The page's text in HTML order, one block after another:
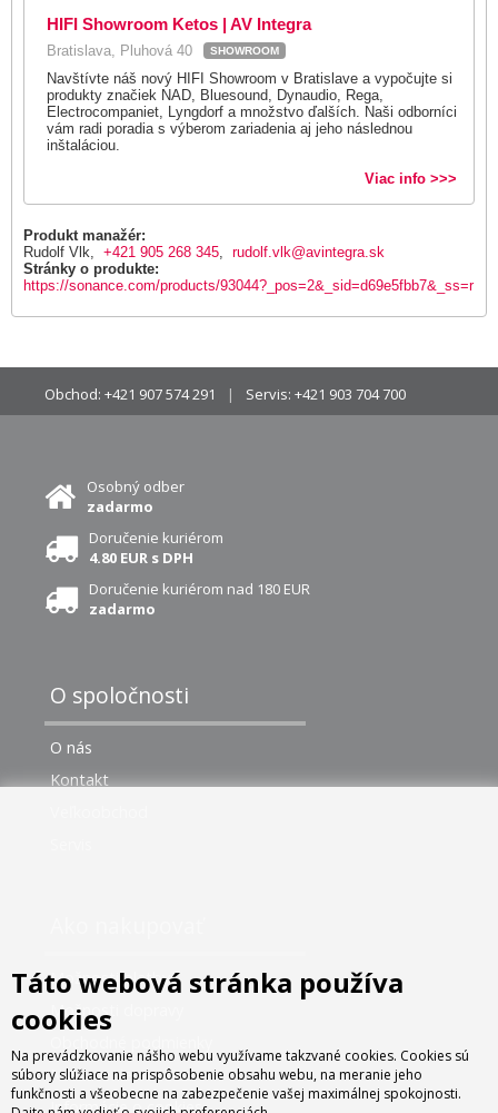
HIFI Showroom Ketos | AV Integra
Bratislava, Pluhová 40 SHOWROOM
Navštívte náš nový HIFI Showroom v Bratislave a vypočujte si
produkty značiek NAD, Bluesound, Dynaudio, Rega,
Electrocompaniet, Lyngdorf a množstvo ďalších. Naši odborníci
vám radi poradia s výberom zariadenia aj jeho následnou
inštaláciou.
Viac info >>>
Produkt manažér:
Rudolf Vlk, +421 905 268 345, rudolf.vlk@avintegra.sk
Stránky o produkte:
https://sonance.com/products/93044?_pos=2&_sid=d69e5fbb7&_ss=r
Obchod: +421 907 574 291 Servis: +421 903 704 700
Osobný odber
zadarmo
Doručenie kuriérom
4.80 EUR s DPH
Doručenie kuriérom nad 180 EUR
zadarmo
O spoločnosti
O nás
Kontakt
Možnosti platby
Možnosti dopravy
Nastavenie cookies
Informácie o cookies
Táto webová stránka používa
cookies
Na prevádzkovanie nášho webu využívame takzvané cookies. Cookies sú
súbory slúžiace na prispôsobenie obsahu webu, na meranie jeho
funkčnosti a všeobecne na zabezpečenie vašej maximálnej spokojnosti.